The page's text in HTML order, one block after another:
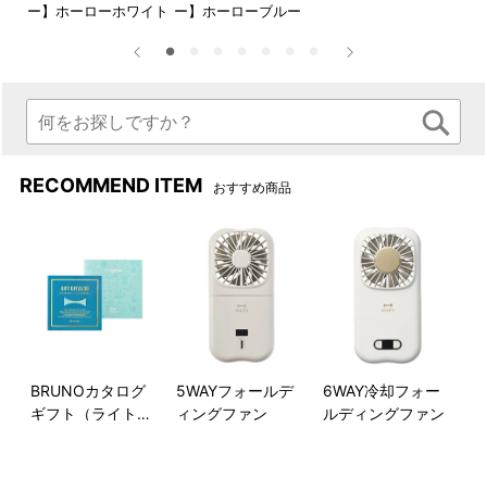
ー】ホーローホワイト ー】ホーローブルー
RECOMMEND ITEM おすすめ商品
BRUNOカタログ
ギフト（ライトブ
5WAYフォールデ
ィングファン
6WAY冷却フォー
ルディングファン